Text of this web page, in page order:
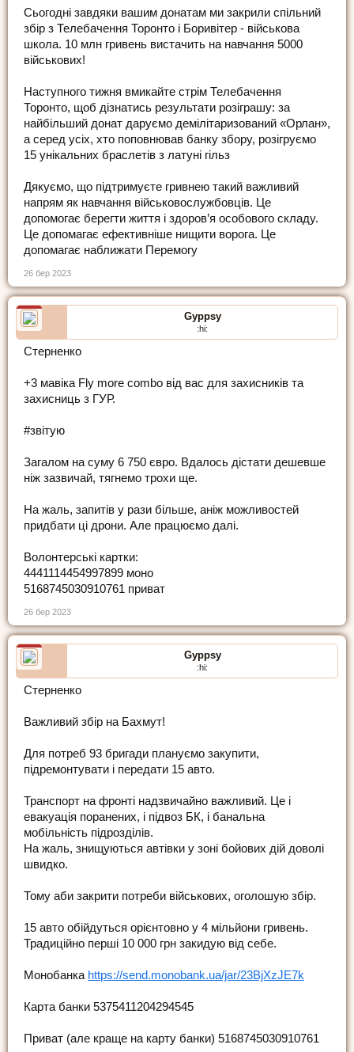
Сьогодні завдяки вашим донатам ми закрили спільний
збір з Телебачення Торонто і Боривітер - військова
школа. 10 млн гривень вистачить на навчання 5000
військових!
Наступного тижня вмикайте стрім Телебачення
Торонто, щоб дізнатись результати розіграшу: за
найбільший донат даруємо демілітаризований «Орлан»,
а серед усіх, хто поповнював банку збору, розігруємо
15 унікальних браслетів з латуні гільз
Дякуємо, що підтримуєте гривнею такий важливий
напрям як навчання військовослужбовців. Це
допомогає берегти життя і здоров’я особового складу.
Це допомагає ефективніше нищити ворога. Це
допомагає наближати Перемогу
26 бер 2023
Gyppsy
:hi:
Стерненко
+3 мавіка Fly more combo від вас для захисників та
захисниць з ГУР.
#звітую
Загалом на суму 6 750 євро. Вдалось дістати дешевше
ніж зазвичай, тягнемо трохи ще.
На жаль, запитів у рази більше, аніж можливостей
придбати ці дрони. Але працюємо далі.
Волонтерські картки:
4441114454997899 моно
5168745030910761 приват
26 бер 2023
Gyppsy
:hi:
Стерненко
Важливий збір на Бахмут!
Для потреб 93 бригади плануємо закупити,
підремонтувати і передати 15 авто.
Транспорт на фронті надзвичайно важливий. Це і
евакуація поранених, і підвоз БК, і банальна
мобільність підрозділів.
На жаль, знищуються автівки у зоні бойових дій доволі
швидко.
Тому аби закрити потреби військових, оголошую збір.
15 авто обійдуться орієнтовно у 4 мільйони гривень.
Традиційно перші 10 000 грн закидую від себе.
Монобанка https://send.monobank.ua/jar/23BjXzJE7k
Карта банки 5375411204294545
Приват (але краще на карту банки) 5168745030910761